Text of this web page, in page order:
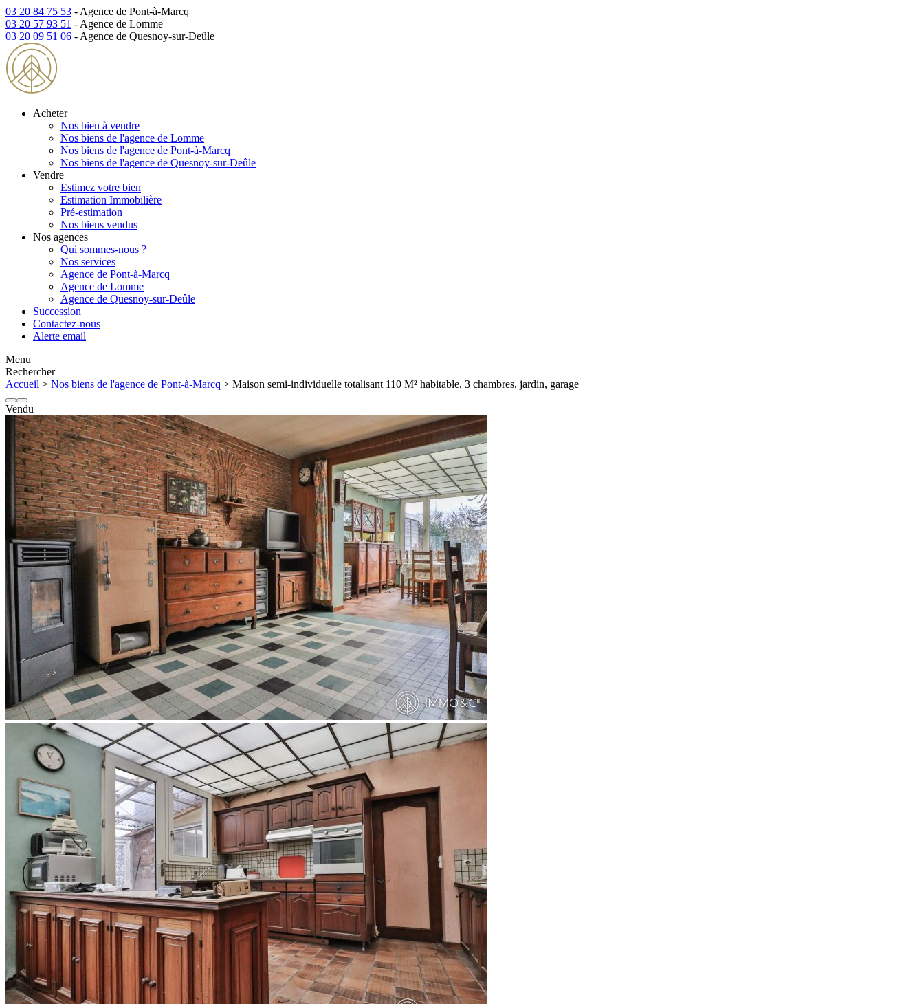
03 20 84 75 53 - Agence de Pont-à-Marcq
03 20 57 93 51 - Agence de Lomme
03 20 09 51 06 - Agence de Quesnoy-sur-Deûle
Acheter
Nos bien à vendre
Nos biens de l'agence de Lomme
Nos biens de l'agence de Pont-à-Marcq
Nos biens de l'agence de Quesnoy-sur-Deûle
Vendre
Estimez votre bien
Estimation Immobilière
Pré-estimation
Nos biens vendus
Nos agences
Qui sommes-nous ?
Nos services
Agence de Pont-à-Marcq
Agence de Lomme
Agence de Quesnoy-sur-Deûle
Succession
Contactez-nous
Alerte email
Menu
Rechercher
Accueil > Nos biens de l'agence de Pont-à-Marcq > Maison semi-individuelle totalisant 110 M² habitable, 3 chambres, jardin, garage
Vendu